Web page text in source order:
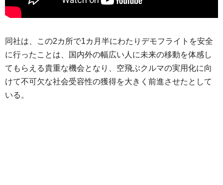
同社は、この2カ所で1カ月半にわたりデモフライトを安全
に行ったことは、国内外の幅広い人に未来の移動を体感し
てもらえる貴重な機会となり、空飛ぶクルマの実用化に向
けて不可欠な社会受容性の獲得を大きく前進させたとして
いる。